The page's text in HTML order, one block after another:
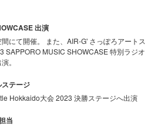
出演
にて開催。 また、AIR-G' さっぽろアートス
SAPPORO MUSIC SHOWCASE 特別ラジオ
。
テージ
Hokkaido大会 2023 決勝ステージへ出演
当